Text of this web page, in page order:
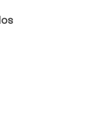
textuais
ABNT